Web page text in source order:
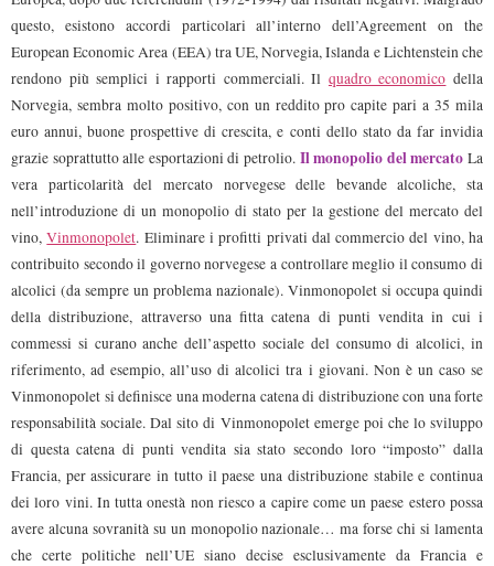
questo, esistono accordi particolari all’interno dell’Agreement on the
European Economic Area (EEA) tra UE, Norvegia, Islanda e Lichtenstein che
rendono più semplici i rapporti commerciali. Il quadro economico della
Norvegia, sembra molto positivo, con un reddito pro capite pari a 35 mila
euro annui, buone prospettive di crescita, e conti dello stato da far invidia
grazie soprattutto alle esportazioni di petrolio. Il monopolio del mercato La
vera particolarità del mercato norvegese delle bevande alcoliche, sta
nell’introduzione di un monopolio di stato per la gestione del mercato del
vino,Vinmonopolet. Eliminare i profitti privati dal commercio del vino, ha
contribuito secondo il governo norvegese a controllare meglio il consumo di
alcolici (da sempre un problema nazionale). Vinmonopolet si occupa quindi
della distribuzione, attraverso una fitta catena di punti vendita in cui i
commessi si curano anche dell’aspetto sociale del consumo di alcolici, in
riferimento, ad esempio, all’uso di alcolici tra i giovani. Non è un caso se
Vinmonopolet si definisce una moderna catena di distribuzione con una forte
responsabilità sociale. Dal sito di Vinmonopolet emerge poi che lo sviluppo
di questa catena di punti vendita sia stato secondo loro “imposto” dalla
Francia, per assicurare in tutto il paese una distribuzione stabile e continua
dei loro vini. In tutta onestà non riesco a capire come un paese estero possa
avere alcuna sovranità su un monopolio nazionale… ma forse chi si lamenta
che certe politiche nell’UE siano decise esclusivamente da Francia e